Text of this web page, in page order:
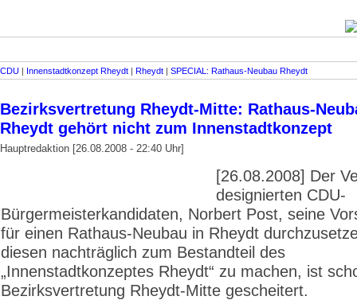
CDU | Innenstadtkonzept Rheydt | Rheydt | SPECIAL: Rathaus-Neubau Rheydt
Bezirksvertretung Rheydt-Mitte: Rathaus-
Rheydt gehört nicht zum Innenstadtkonzept
Hauptredaktion [26.08.2008 - 22:40 Uhr]
[26.08.2008] Der
designierten CDU-
Bürgermeisterkandidaten, Norbert Post, seine
für einen Rathaus-Neubau in Rheydt
diesen nachträglich zum Bestandteil des
„Innenstadtkonzeptes Rheydt“ zu machen, ist
Bezirksvertretung Rheydt-Mitte gescheitert.